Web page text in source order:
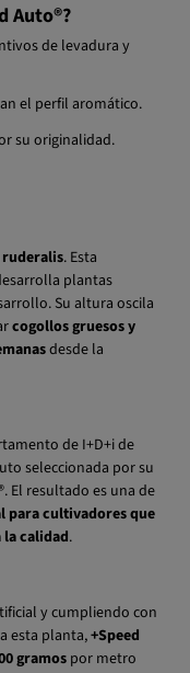
de levadura y
su originalidad.
plantas
Su altura oscila
cogollos gruesos y
desde la
de I+D+i de
seleccionada por su
El resultado es una de
para cultivadores que
la calidad.
y cumpliendo con
esta planta,+Speed
gramospor metro